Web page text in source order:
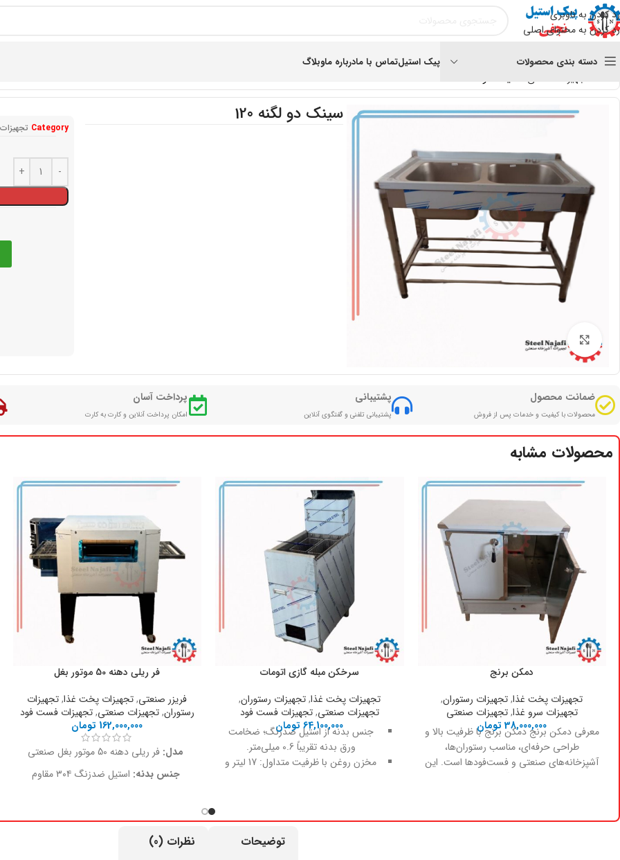
رد کردن به ناوبری
رد کردن به محتوای اصلی
دسته بندی محصولات پیک استیلتماس با مادرباره ماوبلاگ
تجهیزات صنعتی سینک دو لگنه 120
بزرگنمایی تصویر
سینک دو لگنه 120
Category
ضمانت محصول
محصولات با کیفیت و خدمات پس از فروش
پشتیبانی
پشتیبانی تلفنی و گفتگوی آنلاین
پرداخت آسان
امکان پرداخت آنلاین و کارت به کارت
محصولات مشابه
دمکن برنج
تجهیزات پخت غذا,تجهیزات رستوران,
تجهیزات سرو غذا,تجهیزات صنعتی
38,000,000 تومان
معرفی دمکن برنج دمکن برنج با ظرفیت بالا و
طراحی حرفه‌ای، مناسب رستوران‌ها،
آشپزخانه‌های صنعتی و فست‌فودها است. این
سرخکن مبله گازی اتومات
تجهیزات پخت غذا,تجهیزات رستوران,
تجهیزات صنعتی,تجهیزات فست فود
64,100,000 تومان
جنس بدنه از استیل ضدزنگ؛ ضخامت
ورق بدنه تقریباً 0.6 میلی‌متر.
مخزن روغن با ظرفیت متداول: 17 لیتر و
می‌کند تا از سوختن مستقیم روغن
جلوگیری شود.
فر ریلی دهنه 50 موتور بغل
فریزر صنعتی,تجهیزات پخت غذا,تجهیزات
رستوران,تجهیزات صنعتی,تجهیزات فست فود
162,000,000 تومان
مدل: فر ریلی دهنه 50 موتور بغل صنعتی
جنس بدنه: استیل ضدزنگ ۳۰۴ مقاوم
سیستم گرمایش:المنت برقی یا شعله گازی
با توزیع حرارت یکنواخت
توضیحات نظرات (0)